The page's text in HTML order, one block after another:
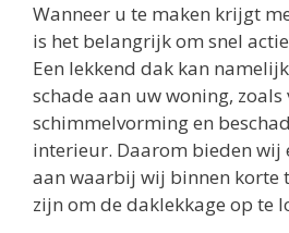
Wanneer u te maken krijgt
is het belangrijk om snel
Een lekkend dak kan
schade aan uw woning,
schimmelvorming en
interieur. Daarom bieden wij
aan waarbij wij binnen korte
zijn om de daklekkage op te